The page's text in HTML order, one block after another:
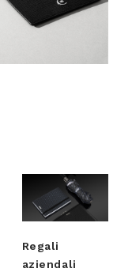
Regali
aziendali